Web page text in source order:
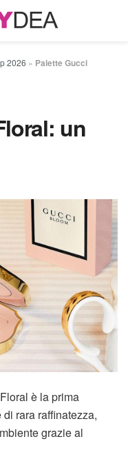
2026 » Palette Gucci
un
è la prima
rara raffinatezza,
grazie al